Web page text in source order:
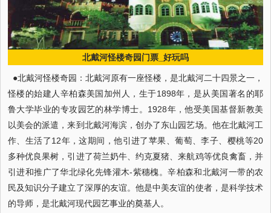
北戴河怪楼奇园门票_好玩吗
●北戴河怪楼奇园：北戴河原有一座怪楼，是北戴河二十四景之一，
怪楼的始建人辛柏森美国加州人，生于1898年，是从美国著名的耶
鲁大学毕业的专攻园艺的林学博士。1928年，他受美国基督新教美
以美会的派遣，来到北戴河海滨，创办了东山园艺场。他在北戴河工
作、生活了12年，这期间，他引进了苹果、葡萄、李子、樱桃等20
多种优良果树，引进了荷兰奶牛、约克夏猪、来航鸡等优良禽畜，并
引进和推广了华北绿化先锋灌木-紫穗槐。辛柏森和北戴河一带的农
民及知识分子建立了深厚的友谊。他是中美友谊的使者，是科学技术
的导师，是北戴河现代园艺事业的奠基人。